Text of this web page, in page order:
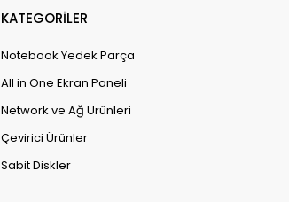
KATEGORİLER
Notebook Yedek Parça
All in One Ekran Paneli
Network ve Ağ Ürünleri
Çevirici Ürünler
Sabit Diskler